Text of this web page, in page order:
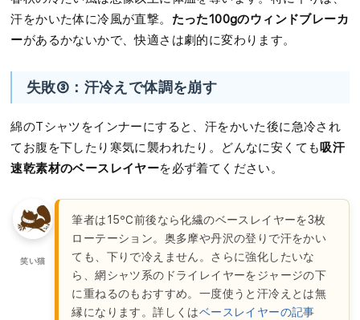
汗をかいた体に冷風が直撃。 たった100gのウィンドブレーカ
ーがあるかないかで、快適さは劇的に変わります。
失敗③：汗冷えで体調を崩す
綿のTシャツをインナーにすると、汗をかいた後に急冷され
てお腹を下したり寒気に襲われたり。どんなに安くても吸汗
速乾素材のベースレイヤーを必ず着てください。
笑い猫
筆者は15℃前後なら化繊のベースレイヤーを3枚
ローテーション。奥多摩や丹沢の登りで汗をかい
ても、下りで冷えません。さらに強化したいな
ら、網シャツ系のドライレイヤーをジャージの下
に重ねるのもおすすめ。一度使うと汗冷えとは無
縁になります。詳しくはベースレイヤーの記事